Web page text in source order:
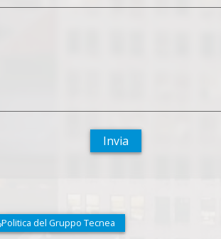
Invia
Politica del Gruppo Tecnea